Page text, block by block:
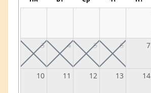
3 4 5 6 7
10 11 12 13 14